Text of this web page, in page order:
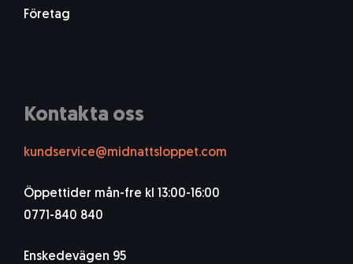
Företag
Kontakta oss
kundservice@midnattsloppet.com
Öppettider mån-fre kl 13:00-16:00
0771-840 840
Enskedevägen 95